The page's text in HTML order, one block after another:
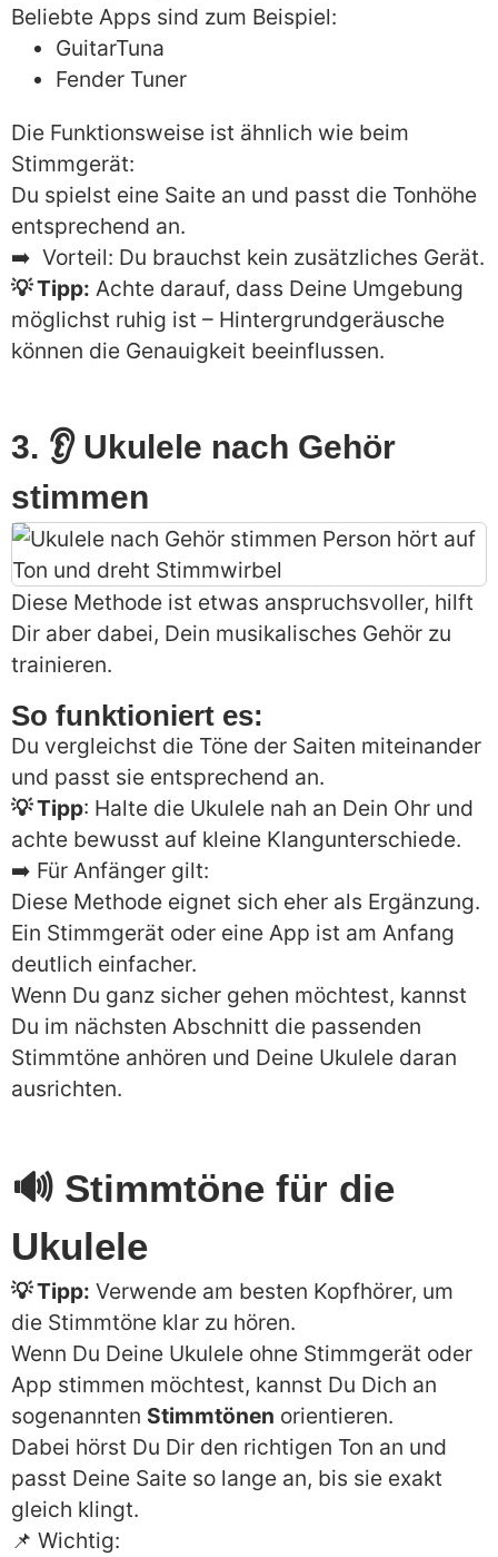
Beliebte Apps sind zum Beispiel:
GuitarTuna
Fender Tuner
Die Funktionsweise ist ähnlich wie beim
Stimmgerät:
Du spielst eine Saite an und passt die Tonhöhe
entsprechend an.
➡️ Vorteil: Du brauchst kein zusätzliches Gerät.
💡 Tipp: Achte darauf, dass Deine Umgebung
möglichst ruhig ist – Hintergrundgeräusche
können die Genauigkeit beeinflussen.
3. 👂 Ukulele nach Gehör
stimmen
Diese Methode ist etwas anspruchsvoller, hilft
Dir aber dabei, Dein musikalisches Gehör zu
trainieren.
So funktioniert es:
Du vergleichst die Töne der Saiten miteinander
und passt sie entsprechend an.
💡 Tipp: Halte die Ukulele nah an Dein Ohr und
achte bewusst auf kleine Klangunterschiede.
➡️ Für Anfänger gilt:
Diese Methode eignet sich eher als Ergänzung.
Ein Stimmgerät oder eine App ist am Anfang
deutlich einfacher.
Wenn Du ganz sicher gehen möchtest, kannst
Du im nächsten Abschnitt die passenden
Stimmtöne anhören und Deine Ukulele daran
ausrichten.
🔊 Stimmtöne für die
Ukulele
💡 Tipp: Verwende am besten Kopfhörer, um
die Stimmtöne klar zu hören.
Wenn Du Deine Ukulele ohne Stimmgerät oder
App stimmen möchtest, kannst Du Dich an
sogenannten Stimmtönen orientieren.
Dabei hörst Du Dir den richtigen Ton an und
passt Deine Saite so lange an, bis sie exakt
gleich klingt.
📌 Wichtig: